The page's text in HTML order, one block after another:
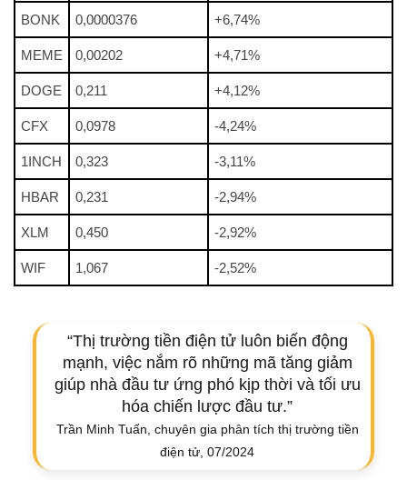
BONK 0,0000376 +6,74%
MEME 0,00202 +4,71%
DOGE 0,211 +4,12%
CFX 0,0978 -4,24%
1INCH 0,323 -3,11%
HBAR 0,231 -2,94%
XLM 0,450 -2,92%
WIF 1,067 -2,52%
“Thị trường tiền điện tử luôn biến động
mạnh, việc nắm rõ những mã tăng giảm
giúp nhà đầu tư ứng phó kịp thời và tối ưu
hóa chiến lược đầu tư.”
Trần Minh Tuấn, chuyên gia phân tích thị trường tiền
điện tử, 07/2024